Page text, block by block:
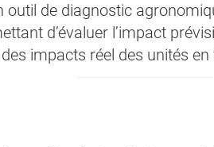
outil de diagnostic
d’évaluer l’impact
impacts réel des unités